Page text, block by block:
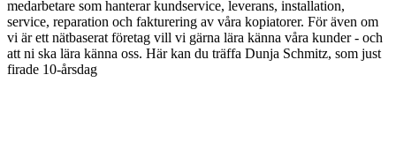
medarbetare som hanterar kundservice, leverans, installation,
service, reparation och fakturering av våra kopiatorer. För även om
vi är ett nätbaserat företag vill vi gärna lära känna våra kunder - och
att ni ska lära känna oss. Här kan du träffa Dunja Schmitz, som just
firade 10-årsdag